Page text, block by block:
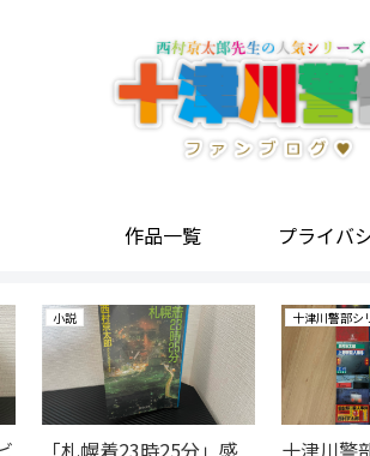
作品一覧 プライバ
小説